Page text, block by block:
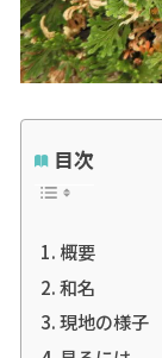
目次
概要
和名
現地の様子